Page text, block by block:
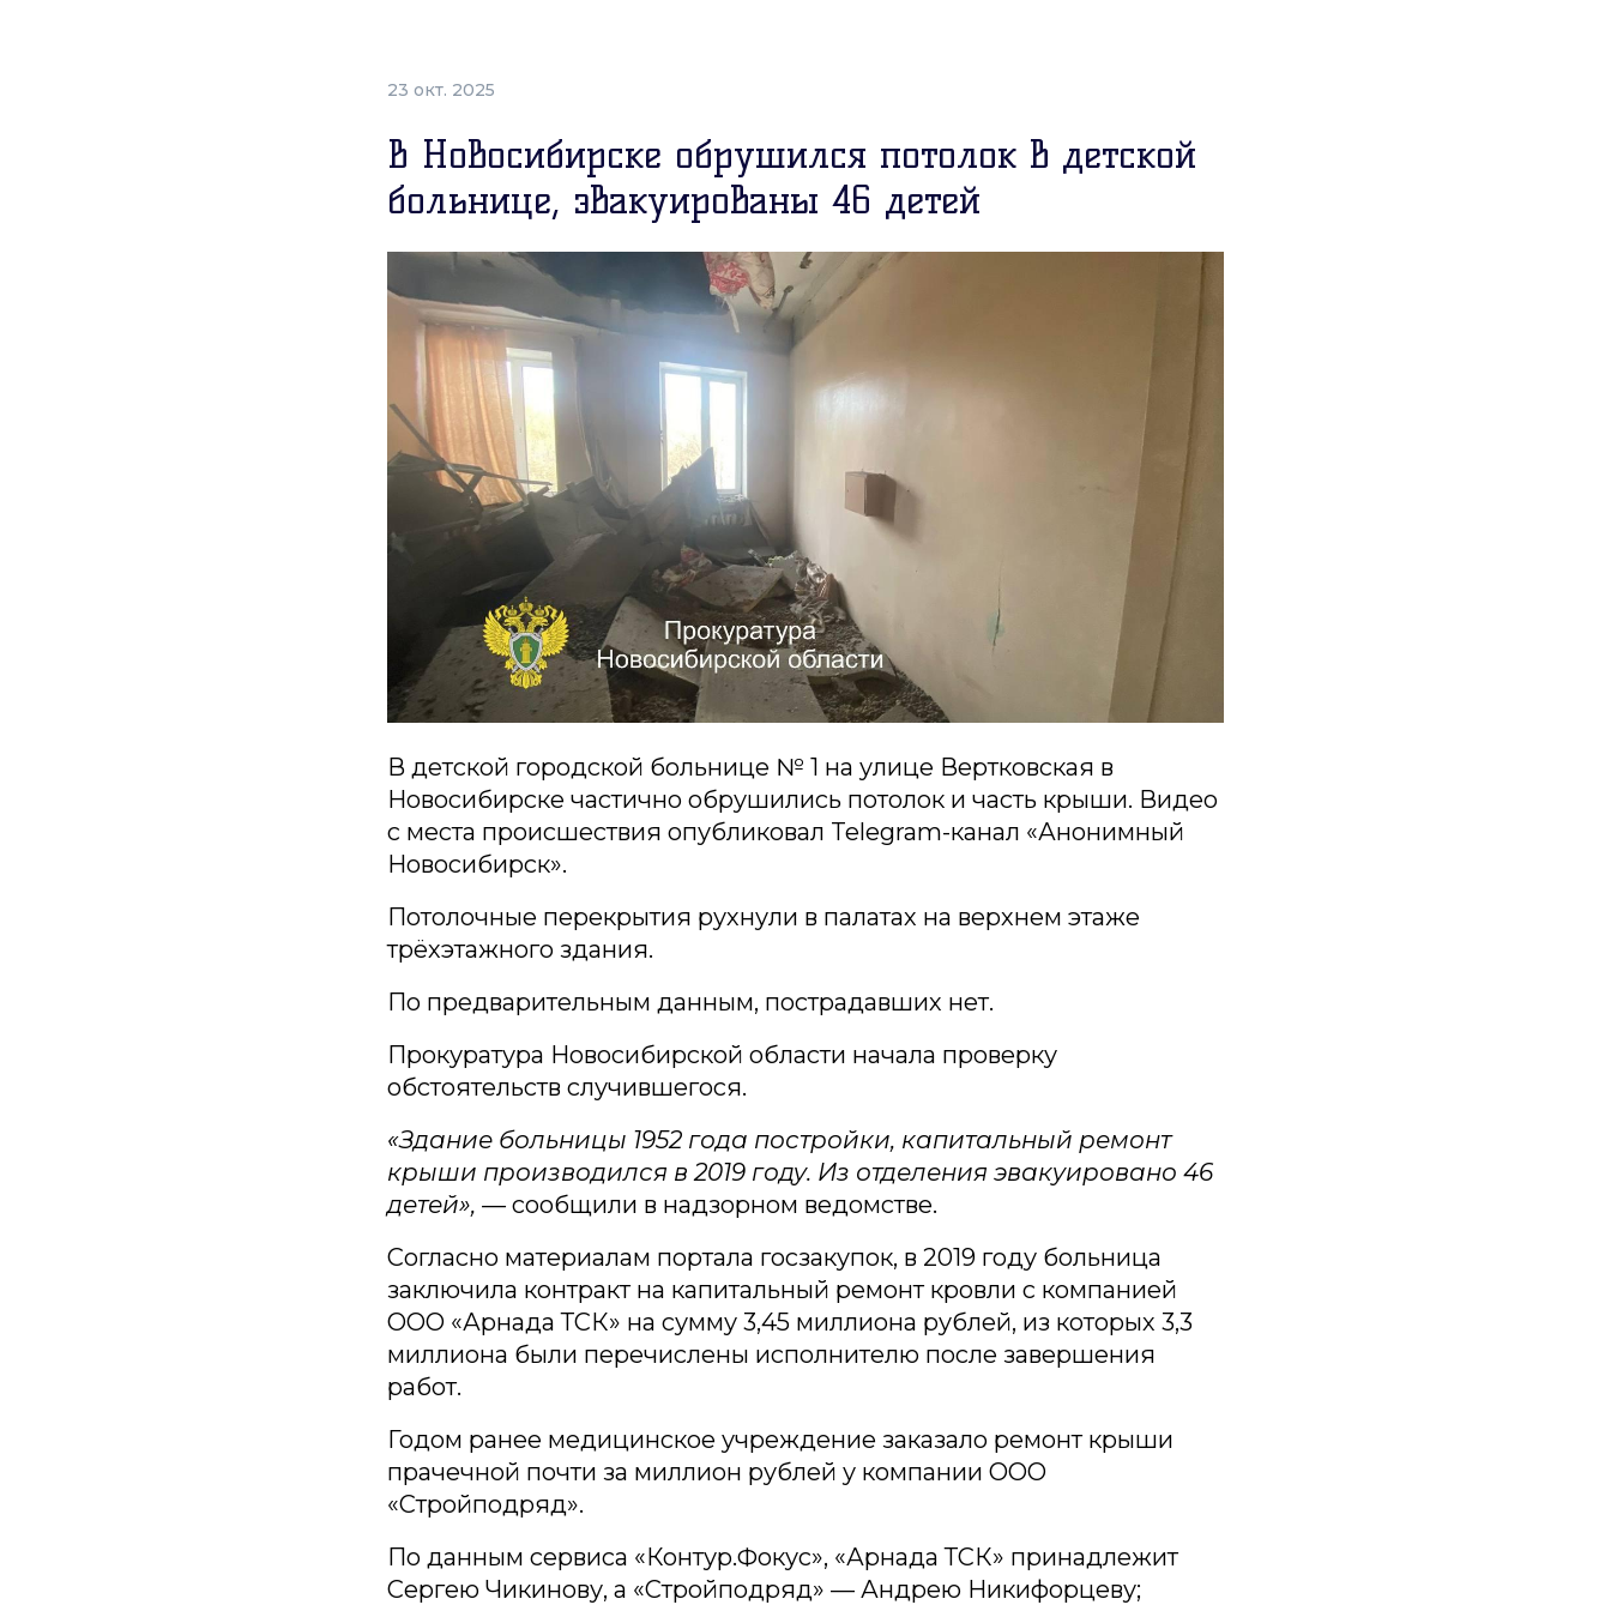
23 окт. 2025
В Новосибирске обрушился потолок в детской
больнице, эвакуированы 46 детей
В детской городской больнице № 1 на улице Вертковская в
Новосибирске частично обрушились потолок и часть крыши. Видео
с места происшествия опубликовал Telegram-канал «Анонимный
Новосибирск».
Потолочные перекрытия рухнули в палатах на верхнем этаже
трёхэтажного здания.
По предварительным данным, пострадавших нет.
Прокуратура Новосибирской области начала проверку
обстоятельств случившегося.
«Здание больницы 1952 года постройки, капитальный ремонт
крыши производился в 2019 году. Из отделения эвакуировано 46
детей», — сообщили в надзорном ведомстве.
Согласно материалам портала госзакупок, в 2019 году больница
заключила контракт на капитальный ремонт кровли с компанией
ООО «Арнада ТСК» на сумму 3,45 миллиона рублей, из которых 3,3
миллиона были перечислены исполнителю после завершения
работ.
Годом ранее медицинское учреждение заказало ремонт крыши
прачечной почти за миллион рублей у компании ООО
«Стройподряд».
По данным сервиса «Контур.Фокус», «Арнада ТСК» принадлежит
Сергею Чикинову, а «Стройподряд» — Андрею Никифорцеву;